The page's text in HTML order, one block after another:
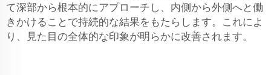
て深部から根本的にアプローチし、内側から外側へと働
きかけることで持続的な結果をもたらします。これによ
り、見た目の全体的な印象が明らかに改善されます。